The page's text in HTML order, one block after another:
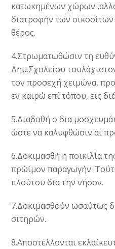
κατωκημένων χώρων
διατροφήν των
θέρος.
4.Στρωματωθώσιν τη
Δημ.Σχολείου
τον προσεχή χειμώνα,
εν καιρώ επί τόπου, εις
5.Διαδοθή ο δια
ώστε να καλυφθώσιν αι
6.Δοκιμασθή η ποικιλία
πρώϊμον παραγωγήν
πλούτου δια την νήσον.
7.Δοκιμασθούν ωσαύτως
σιτηρών.
8.Αποστέλλονται